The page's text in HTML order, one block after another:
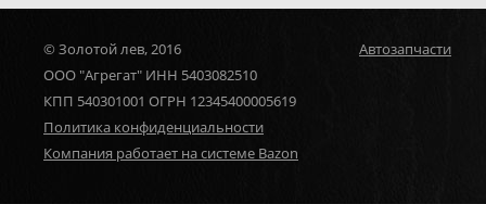
© Золотой лев, 2016
ООО "Агрегат" ИНН 5403082510
КПП 540301001 ОГРН 12345400005619
Политика конфиденциальности
Компания работает на системе Bazon
Автозапчасти